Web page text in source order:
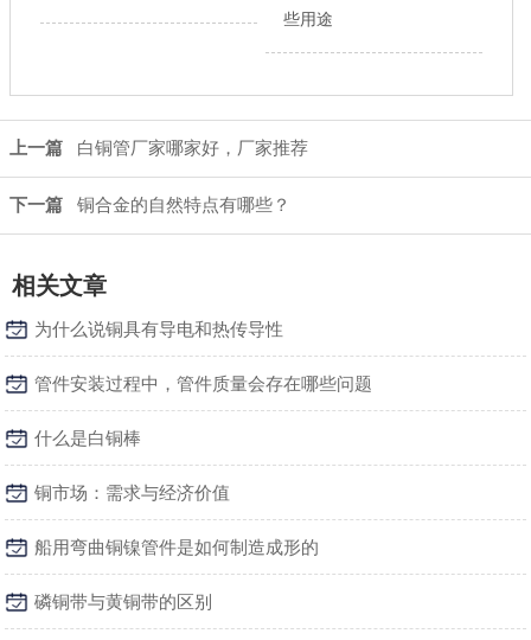
些用途
上一篇 白铜管厂家哪家好，厂家推荐
下一篇 铜合金的自然特点有哪些？
相关文章
为什么说铜具有导电和热传导性
管件安装过程中，管件质量会存在哪些问题
什么是白铜棒
铜市场：需求与经济价值
船用弯曲铜镍管件是如何制造成形的
磷铜带与黄铜带的区别